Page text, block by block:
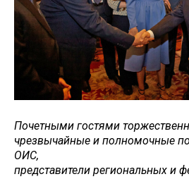
Почетными гостями
чрезвычайные и полномочные
ОИС,
представители региональных и